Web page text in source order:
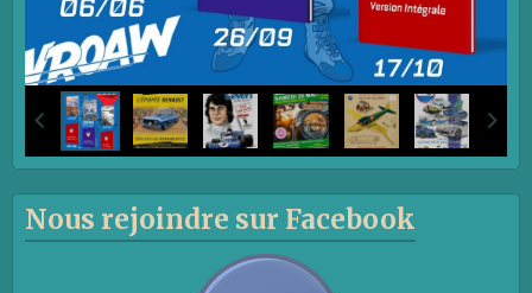
Nous rejoindre sur Facebook